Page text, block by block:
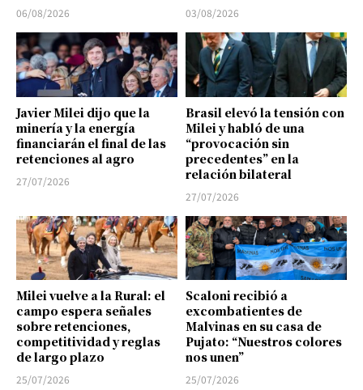
06/08/2026 03/08/2026
Javier Milei dijo que la
minería y la energía
financiarán el final de las
retenciones al agro
27/07/2026
Brasil elevó la tensión con
Milei y habló de una
“provocación sin
precedentes” en la
relación bilateral
27/07/2026
Milei vuelve a la Rural: el
campo espera señales
sobre retenciones,
competitividad y reglas
de largo plazo
25/07/2026
Scaloni recibió a
excombatientes de
Malvinas en su casa de
Pujato: “Nuestros colores
nos unen”
25/07/2026